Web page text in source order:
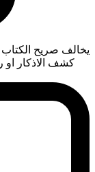
يخالف صريح الكتاب
كشف الاذكار او